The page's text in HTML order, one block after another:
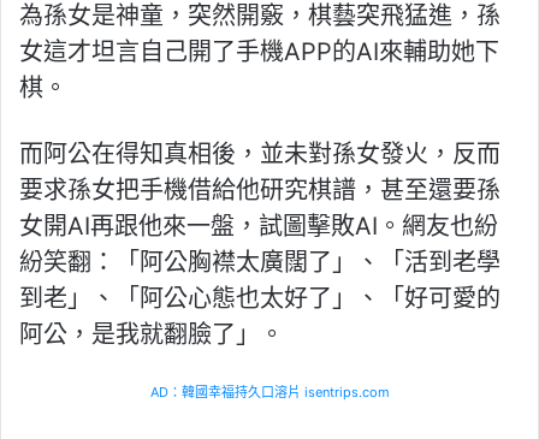
為孫女是神童，突然開竅，棋藝突飛猛進，孫
女這才坦言自己開了手機APP的AI來輔助她下
棋。
而阿公在得知真相後，並未對孫女發火，反而
要求孫女把手機借給他研究棋譜，甚至還要孫
女開AI再跟他來一盤，試圖擊敗AI。網友也紛
紛笑翻：「阿公胸襟太廣闊了」、「活到老學
到老」、「阿公心態也太好了」、「好可愛的
阿公，是我就翻臉了」。
AD：韓國幸福持久口溶片 isentrips.com